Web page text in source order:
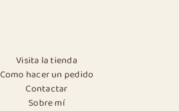
Visita la tienda
Como hacer un pedido
Contactar
Sobre mí